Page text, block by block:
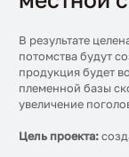
В результате
потомства будут
продукция будет
племенной базы
увеличение
Цель проекта: